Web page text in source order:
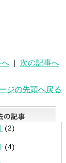
へ 次の記事へ
ジの先頭へ戻る
(2)
(4)